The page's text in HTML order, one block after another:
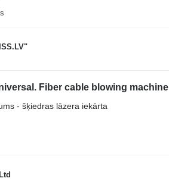
Fiber cable blowing machine
- šķiedras lāzera iekārta